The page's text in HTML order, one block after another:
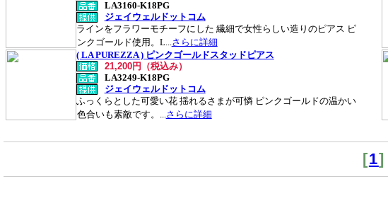
LA3160-K18PG
ジェイウェルドットコム
ラインをフラワーモチーフにした 繊細で女性らしい造りのピアス ピ
ンクゴールド使用。L...さらに詳細
( LA PUREZZA ) ピンクゴールドスタッドピアス
21,200円（税込み）
LA3249-K18PG
ジェイウェルドットコム
ふっくらとした可愛い花 揺れるさまが可憐 ピンクゴールドの温かい
色合いも素敵です。...さらに詳細
[1]